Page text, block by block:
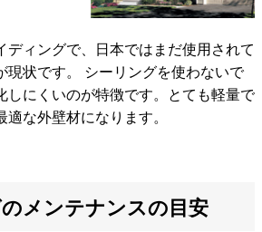
ディングで、日本ではまだ使用されて
現状です。 シーリングを使わないで
しにくいのが特徴です。とても軽量で
な外壁材になります。
メンテナンスの目安